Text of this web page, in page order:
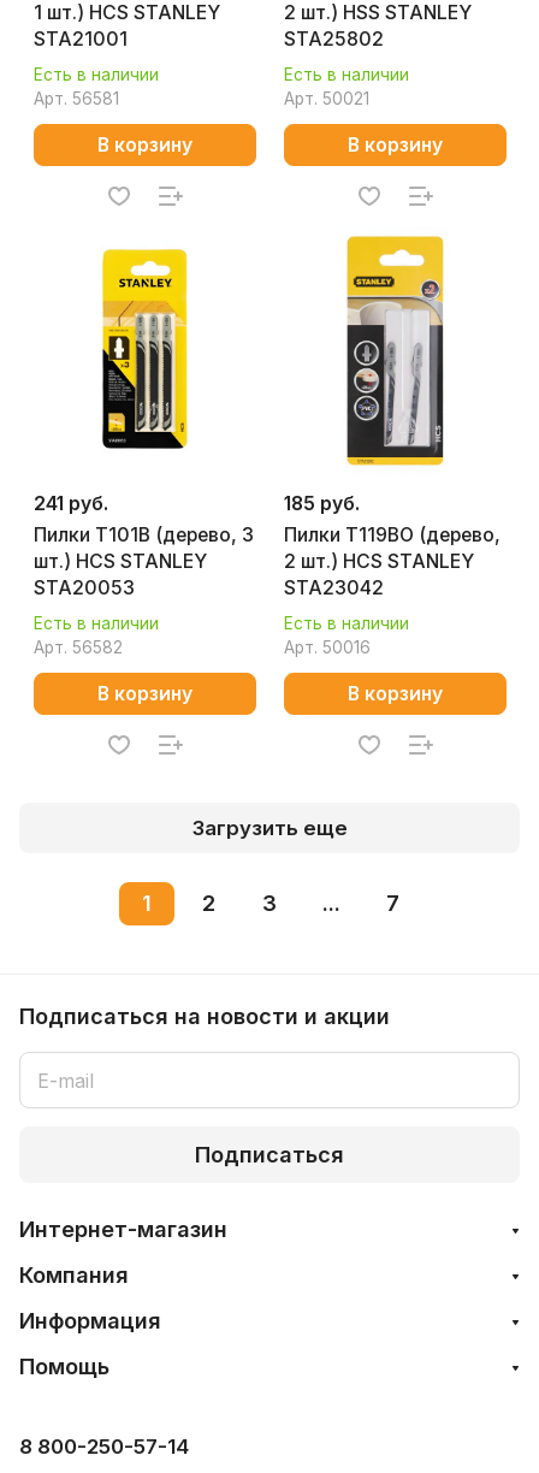
1 шт.) HCS STANLEY
STA21001
Есть в наличии
Арт. 56581
В корзину
2 шт.) HSS STANLEY
STA25802
Есть в наличии
Арт. 50021
В корзину
241 руб.
Пилки T101B (дерево, 3
шт.) HCS STANLEY
STA20053
Есть в наличии
Арт. 56582
В корзину
185 руб.
Пилки T119BO (дерево,
2 шт.) HCS STANLEY
STA23042
Есть в наличии
Арт. 50016
В корзину
Загрузить еще
1 2 3 ... 7
Подписаться на новости и акции
Подписаться
Интернет-магазин
Компания
Информация
Помощь
8 800-250-57-14